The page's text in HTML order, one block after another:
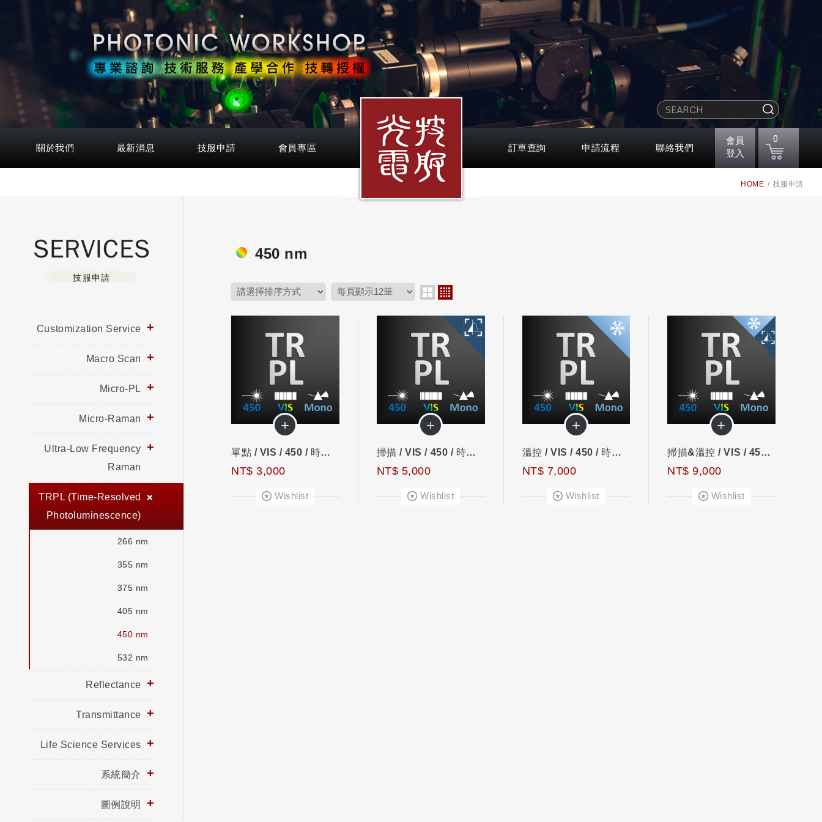
關於我們 最新消息 技服申請 會員專區 訂單查詢 申請流程 聯絡我們
會員
登入
0
HOME 技服申請
SERVICES
技服申請
Customization Service
Macro Scan
Micro-PL
Micro-Raman
Ultra-Low Frequency
Raman
TRPL (Time-Resolved
Photoluminescence)
266 nm
355 nm
375 nm
405 nm
450 nm
532 nm
Reflectance
Transmittance
Life Science Services
系統簡介
圖例說明
450 nm
＋
單點 / VIS / 450 / 時間解析螢光
NT$ 3,000
Wishlist
＋
掃描 / VIS / 450 / 時間解析螢光
NT$ 5,000
Wishlist
＋
溫控 / VIS / 450 / 時間解析螢光
NT$ 7,000
Wishlist
＋
掃描&溫控 / VIS / 450 / 時間解析螢光
NT$ 9,000
Wishlist